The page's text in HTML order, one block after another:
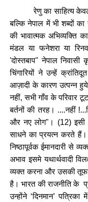
रेणु का साहित्य
बल्कि नेपाल में भी शब्दों का
की भावात्मक अभिव्यक्ति का
मंडल या फनेशरा या
'दोस्तबाप"नेपाल निवासी
चिंगारियों ने उन्हें क्रांतिदूत
आज़ादी के कारण उत्पन्न हुये
नहीं,सभी गाँव के परिवार
बर्तनों की तरह। ....नहीं !...
और नए लोग" । (12)इसी
साधने का प्रयत्न करते हैं।
निष्ठापूर्वक ईमानदारी से
अभाव इसमे यथार्थवादी
व्यक्त करना और उसकी
है। भारत की राजनीति के
उन्होंने‘दिनमान’पत्रिका में